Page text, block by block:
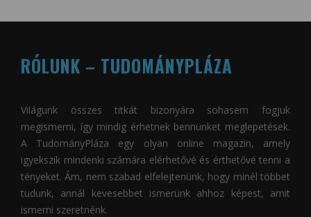
RÓLUNK – TUDOMÁNYPLÁZA
Világunk összes titkát bizonyára sohasem fogjuk
megismerni, így mindig érhetnek bennünket meglepetések.
A TudományPláza egy olyan online magazin, amely
igyekszik mindenki számára elérhetővé és érthetővé tenni a
tényeket. Ám, nem szabad elfelejtenünk, hogy minél többet
tudunk, annál kevesebbet ismerünk ahhoz képest, amit
ismerni szeretnénk.